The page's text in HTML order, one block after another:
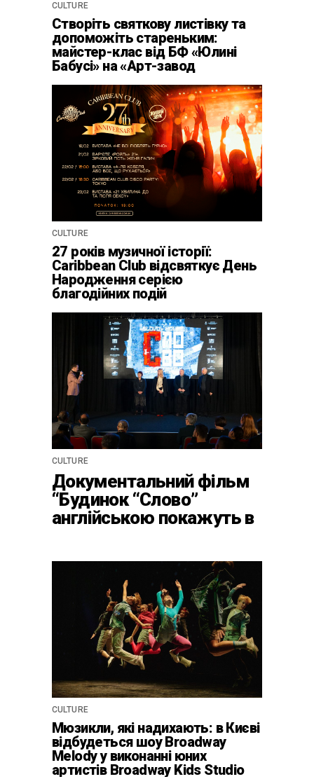
CULTURE
Створіть святкову листівку та
допоможіть стареньким:
майстер-клас від БФ «Юлині
Бабусі» на «Арт-завод
CULTURE
27 років музичної історії:
Caribbean Club відсвяткує День
Народження серією
благодійних подій
CULTURE
Документальний фільм
“Будинок “Слово”
англійською покажуть в
CULTURE
Мюзикли, які надихають: в Києві
відбудеться шоу Broadway
Melody у виконанні юних
артистів Broadway Kids Studio